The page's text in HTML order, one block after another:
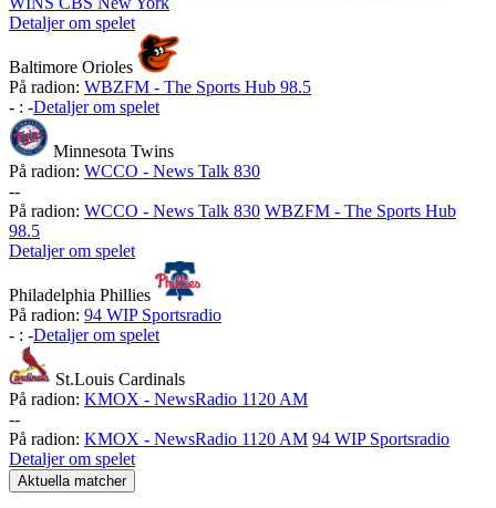
Detaljer om spelet
Baltimore Orioles
På radion: WBZFM - The Sports Hub 98.5
- : -Detaljer om spelet
Minnesota Twins
På radion: WCCO - News Talk 830
--
På radion: WCCO - News Talk 830 WBZFM - The Sports Hub
98.5
Detaljer om spelet
Philadelphia Phillies
På radion: 94 WIP Sportsradio
- : -Detaljer om spelet
St.Louis Cardinals
På radion: KMOX - NewsRadio 1120 AM
--
På radion: KMOX - NewsRadio 1120 AM 94 WIP Sportsradio
Detaljer om spelet
Aktuella matcher